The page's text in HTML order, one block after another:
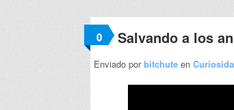
0 Salvando a los
Enviado porbitchute en